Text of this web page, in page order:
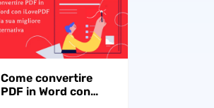
Come convertire
PDF in Word con